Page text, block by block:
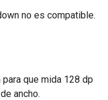
no es compatible.
que mida 128 dp
ancho.